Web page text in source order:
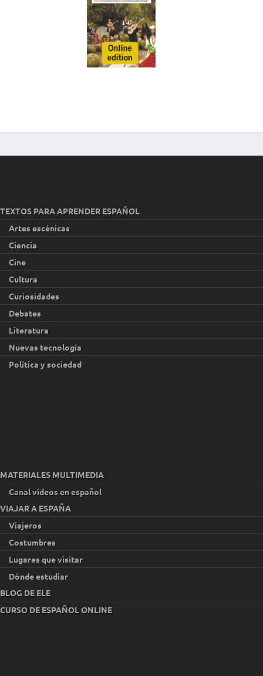
TEXTOS PARA APRENDER ESPAÑOL
Artes escénicas
Ciencia
Cine
Cultura
Curiosidades
Debates
Literatura
Nuevas tecnología
Política y sociedad
MATERIALES MULTIMEDIA
Canal vídeos en español
VIAJAR A ESPAÑA
Viajeros
Costumbres
Lugares que visitar
Dónde estudiar
BLOG DE ELE
CURSO DE ESPAÑOL ONLINE